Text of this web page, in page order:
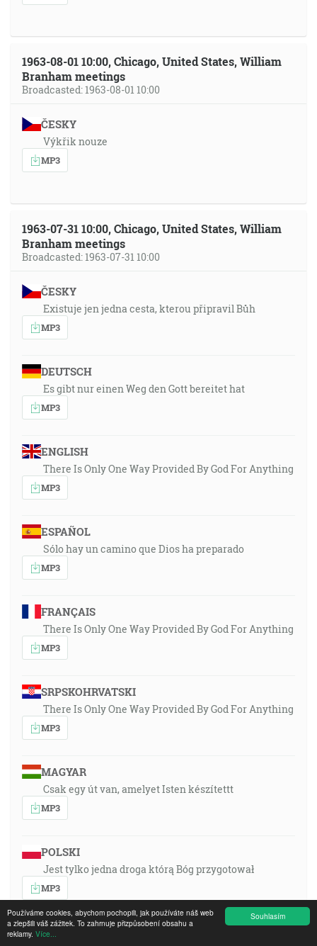
Souhlasím
Používáme cookies, abychom pochopili, jak používáte náš web
a zlepšili váš zážitek. To zahrnuje přizpůsobení obsahu a
reklamy. Více...
1963-08-01 10:00, Chicago, United States, William
Branham meetings
Broadcasted: 1963-08-01 10:00
ČESKY
Výkřik nouze
MP3
1963-07-31 10:00, Chicago, United States, William
Branham meetings
Broadcasted: 1963-07-31 10:00
ČESKY
Existuje jen jedna cesta, kterou připravil Bůh
MP3
DEUTSCH
Es gibt nur einen Weg den Gott bereitet hat
MP3
ENGLISH
There Is Only One Way Provided By God For Anything
MP3
ESPAÑOL
Sólo hay un camino que Dios ha preparado
MP3
FRANÇAIS
There Is Only One Way Provided By God For Anything
MP3
SRPSKOHRVATSKI
There Is Only One Way Provided By God For Anything
MP3
MAGYAR
Csak egy út van, amelyet Isten készítettt
MP3
POLSKI
Jest tylko jedna droga którą Bóg przygotował
MP3
PORTUGUÊS